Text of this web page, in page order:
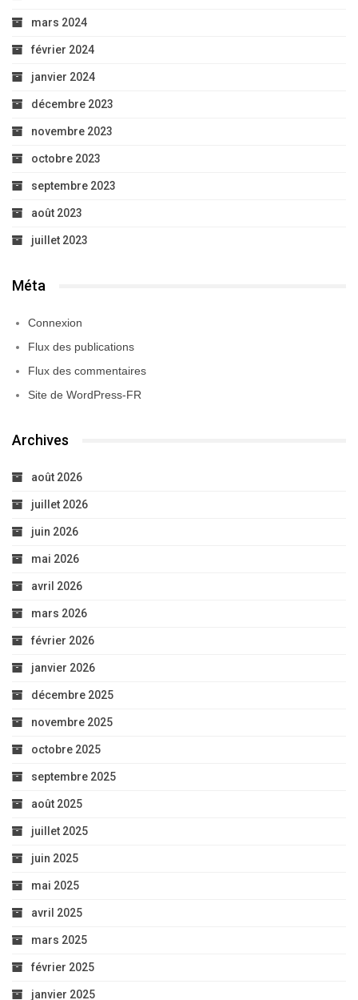
mars 2024
février 2024
janvier 2024
décembre 2023
novembre 2023
octobre 2023
septembre 2023
août 2023
juillet 2023
Méta
Connexion
Flux des publications
Flux des commentaires
Site de WordPress-FR
Archives
août 2026
juillet 2026
juin 2026
mai 2026
avril 2026
mars 2026
février 2026
janvier 2026
décembre 2025
novembre 2025
octobre 2025
septembre 2025
août 2025
juillet 2025
juin 2025
mai 2025
avril 2025
mars 2025
février 2025
janvier 2025